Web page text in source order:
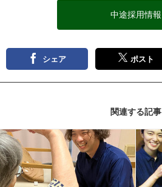
中途採用情報
シェア ポスト
関連する記事
記事を読む